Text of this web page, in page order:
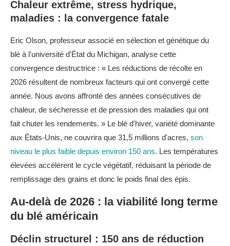
Chaleur extrême, stress hydrique,
maladies : la convergence fatale
Eric Olson, professeur associé en sélection et génétique du
blé à l'université d'État du Michigan, analyse cette
convergence destructrice : « Les réductions de récolte en
2026 résultent de nombreux facteurs qui ont convergé cette
année. Nous avons affronté des années consécutives de
chaleur, de sécheresse et de pression des maladies qui ont
fait chuter les rendements. » Le blé d'hiver, variété dominante
aux États-Unis, ne couvrira que 31,5 millions d'acres, son
niveau le plus faible depuis environ 150 ans. Les températures
élevées accélèrent le cycle végétatif, réduisant la période de
remplissage des grains et donc le poids final des épis.
Au-delà de 2026 : la viabilité long terme
du blé américain
Déclin structurel : 150 ans de réduction